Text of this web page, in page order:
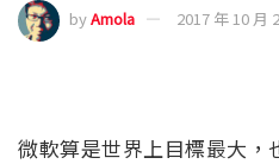
byAmola 2017 年 10 月
微軟算是世界上目標最大，